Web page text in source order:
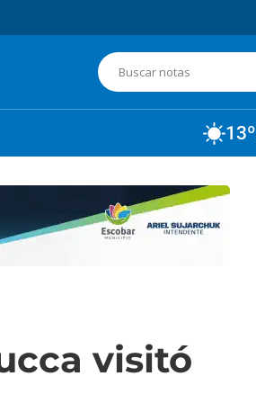
13º
visitó